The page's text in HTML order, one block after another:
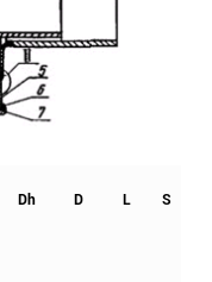
Dh D L S